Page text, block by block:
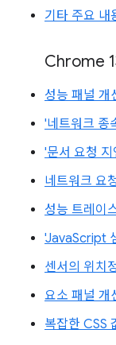
기타 주요 내
Chrome
성능 패널 개
'네트워크 종
'문서 요청
네트워크 요
성능 트레이
'JavaScript
센서의 위치
요소 패널 개
복잡한 CSS